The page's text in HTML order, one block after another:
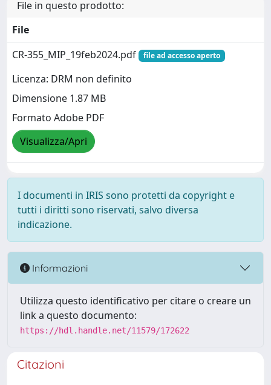
File in questo prodotto:
File
CR-355_MIP_19feb2024.pdf
file ad accesso aperto
Licenza: DRM non definito
Dimensione 1.87 MB
Formato Adobe PDF
Visualizza/Apri
I documenti in IRIS sono protetti da copyright e
tutti i diritti sono riservati, salvo diversa
indicazione.
Informazioni
Utilizza questo identificativo per citare o creare un
link a questo documento:
https://hdl.handle.net/11579/172622
Citazioni